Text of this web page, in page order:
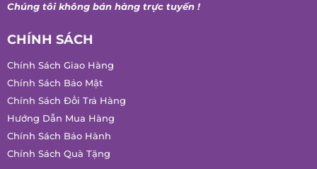
Chúng tôi không bán hàng trực tuyến !
CHÍNH SÁCH
Chính Sách Giao Hàng
Chính Sách Bảo Mật
Chính Sách Đổi Trả Hàng
Hướng Dẫn Mua Hàng
Chính Sách Bảo Hành
Chính Sách Quà Tặng